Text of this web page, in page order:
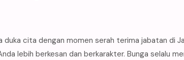
duka cita dengan momen serah terima jabatan di
lebih berkesan dan berkarakter. Bunga selalu